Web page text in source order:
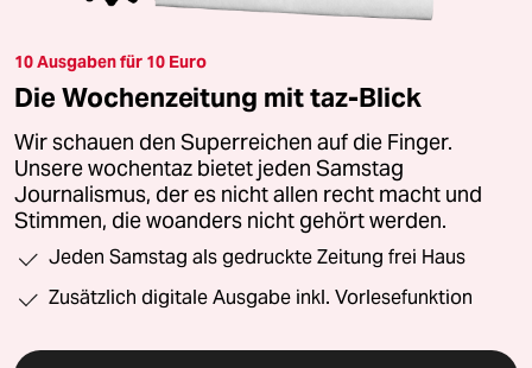
10 Ausgaben für 10 Euro
Die Wochenzeitung mit taz-Blick
Wir schauen den Superreichen auf die Finger.
Unsere wochentaz bietet jeden Samstag
Journalismus, der es nicht allen recht macht und
Stimmen, die woanders nicht gehört werden.
Jeden Samstag als gedruckte Zeitung frei Haus
Zusätzlich digitale Ausgabe inkl. Vorlesefunktion